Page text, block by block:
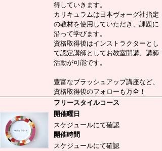
得していきます。
カリキュラムは日本ヴォーグ社指定
の教材を使用していただき、課題に
沿って学びます。
資格取得後はインストラクターとし
て認定講師としてお教室開講、講師
活動が可能です。
豊富なブラッシュアップ講座など、
資格取得後のフォローも万全！
フリースタイルコース
開催曜日
スケジュールにて確認
開催時間
スケジュールにて確認